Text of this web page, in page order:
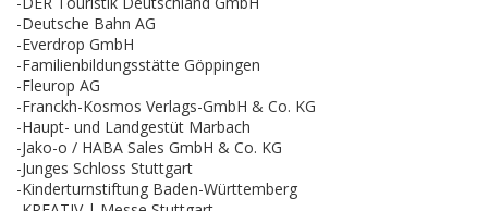
-Deutsche Bahn AG
-Everdrop GmbH
-Familienbildungsstätte Göppingen
-Fleurop AG
-Franckh-Kosmos Verlags-GmbH & Co. KG
-Haupt- und Landgestüt Marbach
-Jako-o / HABA Sales GmbH & Co. KG
-Junges Schloss Stuttgart
-Kinderturnstiftung Baden-Württemberg